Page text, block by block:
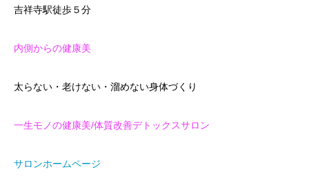
吉祥寺駅徒歩５分
内側からの健康美
太らない・老けない・溜めない身体づくり
一生モノの健康美/体質改善デトックスサロン
サロンホームページ